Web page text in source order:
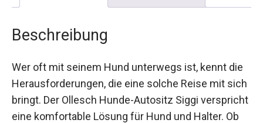
Beschreibung
Wer oft mit seinem Hund unterwegs ist, kennt die
Herausforderungen, die eine solche Reise mit sich
bringt. Der Ollesch Hunde-Autositz Siggi verspricht
eine komfortable Lösung für Hund und Halter. Ob